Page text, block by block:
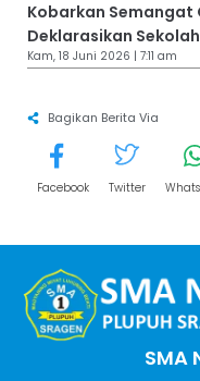
Kobarkan Semangat
Deklarasikan
Kam, 18 Juni 2026 | 7:11 am
Bagikan Berita Via
Facebook Twitter
SMA